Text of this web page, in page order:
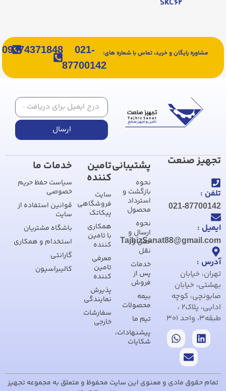
مشاوره رایگان و خرید، تماس با شماره های:
021-
87700142
09374371848
ارسال
تجهیز صنعت
تلفن :
021-87700142
ایمیل :
TajhizSanat88@gmail.com
آدرس :
تهران، خیابان
بهشتی، خیابان
صابونچی، کوچه
ادایی، پلاک2 ،
طبقه3، واحد 301
پشتیبانی
نحوه
بازگشت و
استرداد
محصول
نحوه
ارسال و
حمل و
نقل
خدمات
پس از
فروش
بیمه
محصولات
تیم ما
پیشنهادات،
شکایات
تامین
کننده
سایت
فروشگاهی
پیکاتک
همکاری
با تامین
کننده
معرفی
تامین
کننده
پذیرش
نمایندگی
سفارشات
خارجی
خدمات ما
سیاست حفظ حریم
خصوصی
قوانین استفاده از
سایت
باشگاه مشتریان
استخدام و همکاری
گارانتی
کالیبراسیون
تمام حقوق مادی و معنوی این سایت محفوظ و متعلق به مجموعه تجهیز